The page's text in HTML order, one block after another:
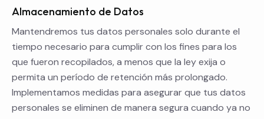
Almacenamiento de Datos
Mantendremos tus datos personales solo durante el
tiempo necesario para cumplir con los fines para los
que fueron recopilados, a menos que la ley exija o
permita un período de retención más prolongado.
Implementamos medidas para asegurar que tus datos
personales se eliminen de manera segura cuando ya no